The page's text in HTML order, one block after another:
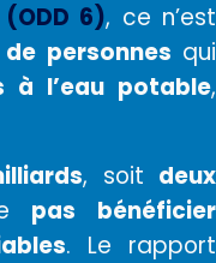
6), ce n’est
personnes qui
à l’eau potable,
, soit deux
pas
bénéficier
. Le rapport